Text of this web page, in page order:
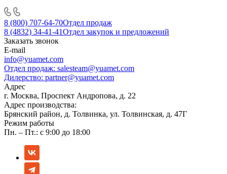
8 (800) 707-64-70Отдел продаж
8 (4832) 34-41-41Отдел закупок и предложений
Заказать звонок
E-mail
info@yuamet.com
Отдел продаж: salesteam@yuamet.com
Дилерство: partner@yuamet.com
Адрес
г. Москва, Проспект Андропова, д. 22
Адрес производства:
Брянский район, д. Толвинка, ул. Толвинская, д. 47Г
Режим работы
Пн. – Пт.: с 9:00 до 18:00